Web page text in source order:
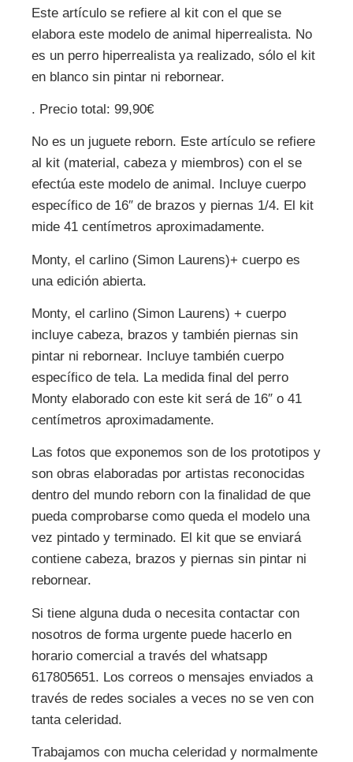
Este artículo se refiere al kit con el que se
elabora este modelo de animal hiperrealista. No
es un perro hiperrealista ya realizado, sólo el kit
en blanco sin pintar ni rebornear.
. Precio total: 99,90€
No es un juguete reborn. Este artículo se refiere
al kit (material, cabeza y miembros) con el se
efectúa este modelo de animal. Incluye cuerpo
específico de 16″ de brazos y piernas 1/4. El kit
mide 41 centímetros aproximadamente.
Monty, el carlino (Simon Laurens)+ cuerpo es
una edición abierta.
Monty, el carlino (Simon Laurens) + cuerpo
incluye cabeza, brazos y también piernas sin
pintar ni rebornear. Incluye también cuerpo
específico de tela. La medida final del perro
Monty elaborado con este kit será de 16″ o 41
centímetros aproximadamente.
Las fotos que exponemos son de los prototipos y
son obras elaboradas por artistas reconocidas
dentro del mundo reborn con la finalidad de que
pueda comprobarse como queda el modelo una
vez pintado y terminado. El kit que se enviará
contiene cabeza, brazos y piernas sin pintar ni
rebornear.
Si tiene alguna duda o necesita contactar con
nosotros de forma urgente puede hacerlo en
horario comercial a través del whatsapp
617805651. Los correos o mensajes enviados a
través de redes sociales a veces no se ven con
tanta celeridad.
Trabajamos con mucha celeridad y normalmente